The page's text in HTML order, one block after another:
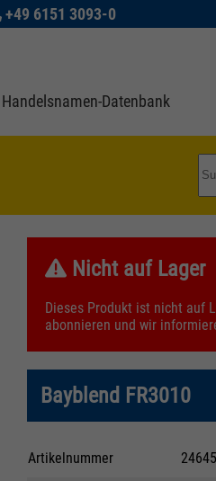
+49 6151 3093-0
Handelsnamen-Datenbank
Nicht auf Lager
Dieses Produkt ist nicht auf
abonnieren und wir
Bayblend FR3010
Artikelnummer